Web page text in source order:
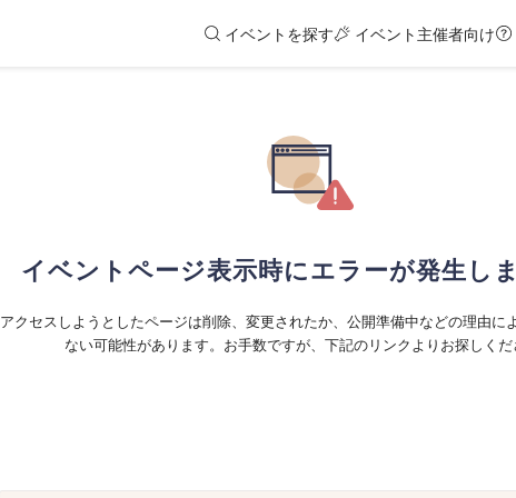
イベントを探す イベント主催者向け
イベントページ表示時にエラーが発生しま
アクセスしようとしたページは削除、変更されたか、公開準備中などの理由に
ない可能性があります。お手数ですが、下記のリンクよりお探しくだ